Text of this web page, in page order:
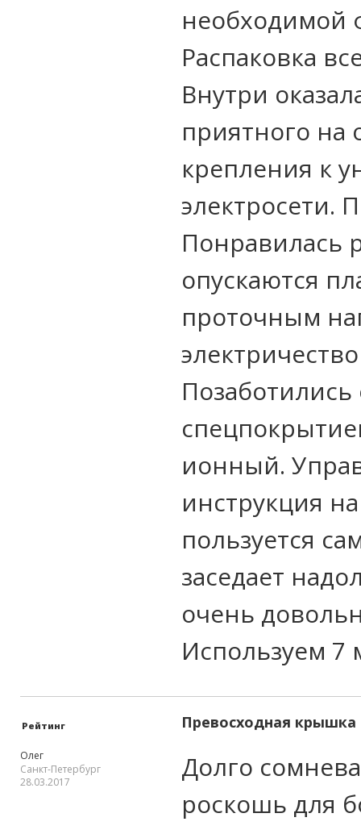
необходимой
Распаковка
Внутри
приятного на
крепления к
электросети.
Понравилась
опускаются
проточным
ионный.
инструкция
пользуется
заседает
очень
Используем 7
Рейтинг Превосходная крышка
Олег
Санкт-Петербург
28.03.2017
Долго
роскошь для